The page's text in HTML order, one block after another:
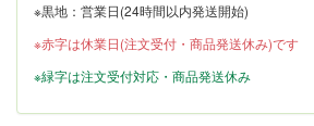
※黒地：営業日(24時間以内発送開始)
※赤字は休業日(注文受付・商品発送休み)です
※緑字は注文受付対応・商品発送休み